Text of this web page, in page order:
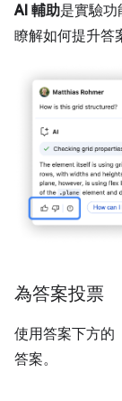
AI 輔助是實驗功
瞭解如何提升答
為答案投票
使用答案下方的
答案。